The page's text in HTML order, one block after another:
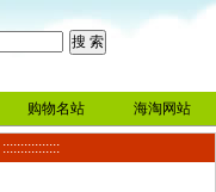
购物名站 海淘网站
::::::::::::::::